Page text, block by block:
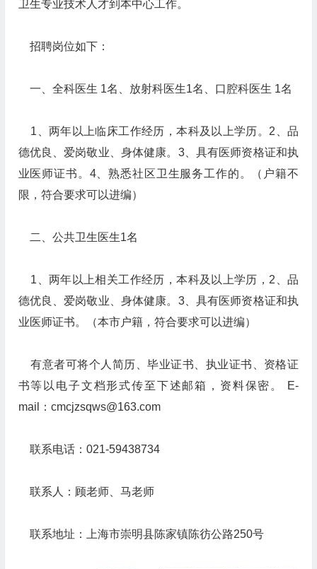
卫生专业技术人才到本中心工作。
招聘岗位如下：
一、全科医生 1名、放射科医生1名、口腔科医生 1名
1、两年以上临床工作经历，本科及以上学历。2、品
德优良、爱岗敬业、身体健康。3、具有医师资格证和执
业医师证书。4、熟悉社区卫生服务工作的。（户籍不
限，符合要求可以进编）
二、公共卫生医生1名
1、两年以上相关工作经历，本科及以上学历，2、品
德优良、爱岗敬业、身体健康。3、具有医师资格证和执
业医师证书。（本市户籍，符合要求可以进编）
有意者可将个人简历、毕业证书、执业证书、资格证
书等以电子文档形式传至下述邮箱，资料保密。 E-
mail：cmcjzsqws@163.com
联系电话：021-59438734
联系人：顾老师、马老师
联系地址：上海市崇明县陈家镇陈彷公路250号